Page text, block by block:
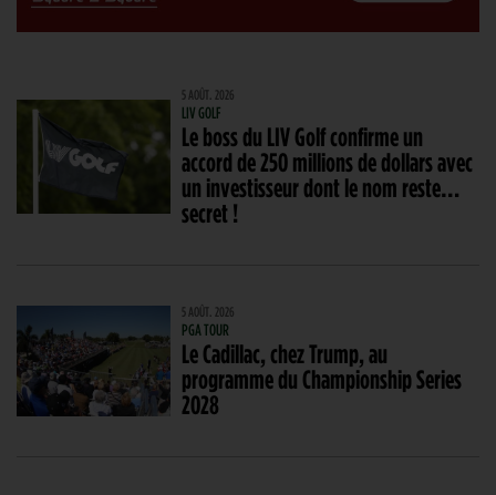
5 AOÛT. 2026
LIV GOLF
Le boss du LIV Golf confirme un
accord de 250 millions de dollars avec
un investisseur dont le nom reste…
secret !
5 AOÛT. 2026
PGA TOUR
Le Cadillac, chez Trump, au
programme du Championship Series
2028